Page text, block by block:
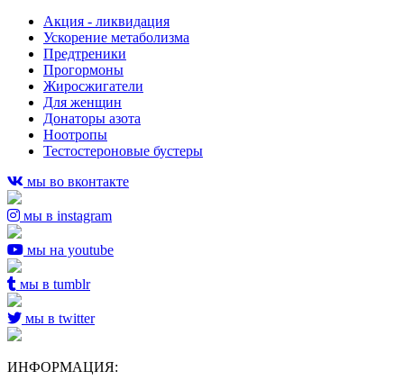
Акция - ликвидация
Ускорение метаболизма
Предтреники
Прогормоны
Жиросжигатели
Для женщин
Донаторы азота
Ноотропы
Тестостероновые бустеры
мы во вконтакте
мы в instagram
мы на youtube
мы в tumblr
мы в twitter
ИНФОРМАЦИЯ: